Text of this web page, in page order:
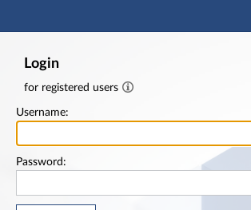
Main navigation
Login
for registered users
Username:
Password: